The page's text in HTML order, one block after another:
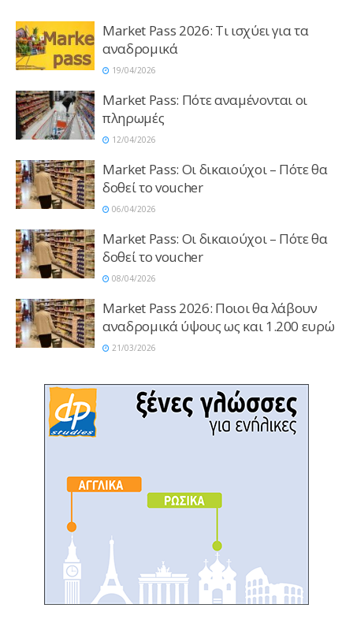
Market Pass 2026: Τι ισχύει για τα
αναδρομικά
19/04/2026
Market Pass: Πότε αναμένονται οι
πληρωμές
12/04/2026
Market Pass: Οι δικαιούχοι – Πότε θα
δοθεί το voucher
06/04/2026
Market Pass: Οι δικαιούχοι – Πότε θα
δοθεί το voucher
08/04/2026
Market Pass 2026: Ποιοι θα λάβουν
αναδρομικά ύψους ως και 1.200 ευρώ
21/03/2026